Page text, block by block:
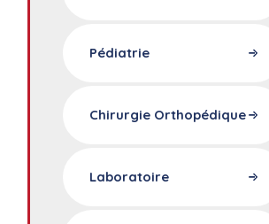
Pédiatrie
Chirurgie Orthopédique
Laboratoire